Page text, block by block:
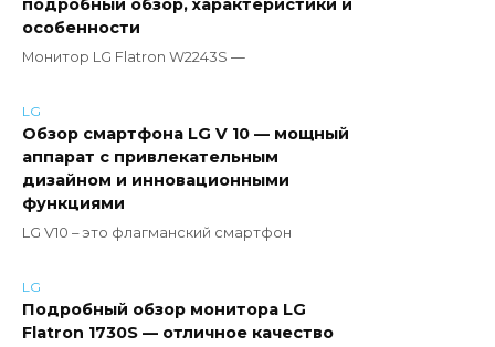
подробный обзор, характеристики и
особенности
Монитор LG Flatron W2243S —
LG
Обзор смартфона LG V 10 — мощный
аппарат с привлекательным
дизайном и инновационными
функциями
LG V10 – это флагманский смартфон
LG
Подробный обзор монитора LG
Flatron 1730S — отличное качество